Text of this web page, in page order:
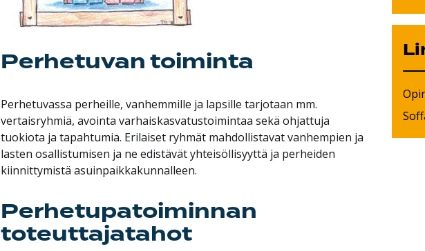
Perhetuvan toiminta
Perhetuvassa perheille, vanhemmille ja lapsille tarjotaan mm.
vertaisryhmiä, avointa varhaiskasvatustoimintaa sekä ohjattuja
tuokiota ja tapahtumia. Erilaiset ryhmät mahdollistavat vanhempien ja
lasten osallistumisen ja ne edistävät yhteisöllisyyttä ja perheiden
kiinnittymistä asuinpaikkakunnalleen.
Perhetupatoiminnan
toteuttajatahot